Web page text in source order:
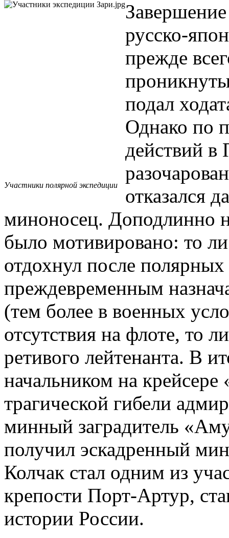
Участники полярной экспедиции
русско-
прежде
подал
Однако по
действий в
отказался
миноносец. Доподлинно
было мотивировано: то
отдохнул после
преждевременным
(тем более в военных
отсутствия на флоте, то
ретивого лейтенанта. В
начальником на крейсере
трагической гибели
минный заградитель
получил эскадренный
Колчак стал одним из
крепости Порт-Артур,
истории России.